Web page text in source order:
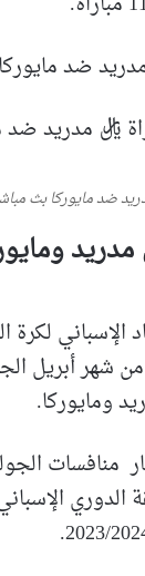
مدريد ضد
ضد مايوركا بث
مدريد
الإسباني لكرة
السبت، الموافق 13 من
ومايوركا.
منافسات
الدوري